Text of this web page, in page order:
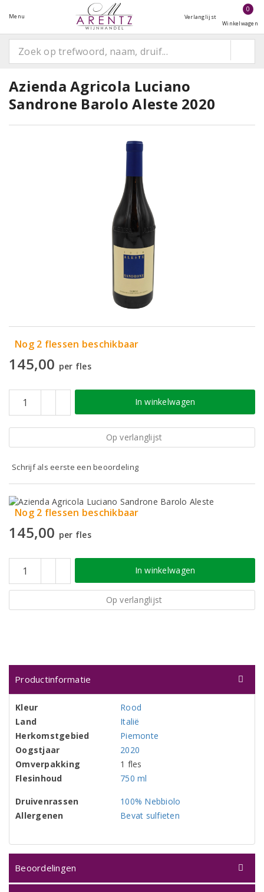
Menu Verlanglijst
0
Winkelwagen
Azienda Agricola Luciano
Sandrone Barolo Aleste 2020
Nog 2 flessen beschikbaar
145,00 per fles
In winkelwagen
Op verlanglijst
Schrijf als eerste een beoordeling
Nog 2 flessen beschikbaar
145,00 per fles
In winkelwagen
Op verlanglijst
Productinformatie
Kleur
Rood
Land
Italië
Herkomstgebied
Piemonte
Oogstjaar
2020
Omverpakking
1 fles
Flesinhoud
750 ml
Druivenrassen
100% Nebbiolo
Allergenen
Bevat sulfieten
Beoordelingen